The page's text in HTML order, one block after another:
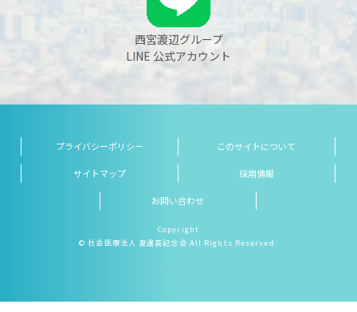
西宮渡辺グループ
LINE 公式アカウント
プライバシーポリシー このサイトについて
サイトマップ 採用情報
お問い合わせ
Copyright
© 社会医療法人 渡邊高記念会 All Rights Reserved.